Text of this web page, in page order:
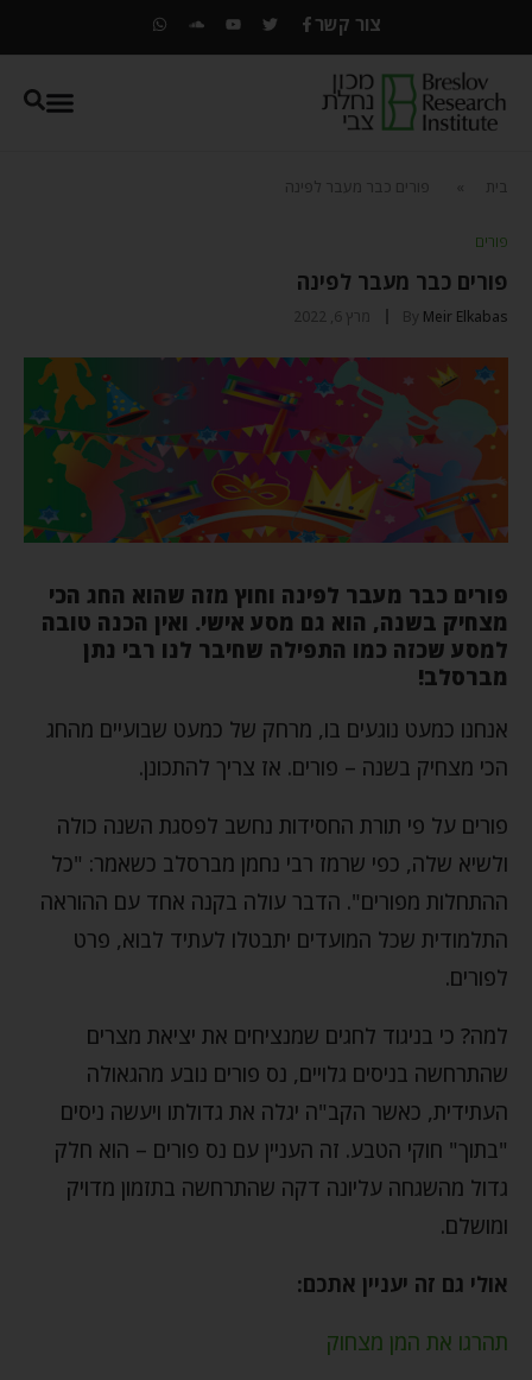
צור קשר
בית פורים כבר מעבר לפינה
פורים
פורים כבר מעבר לפינה
By Meir Elkabas מרץ 6, 2022
פורים כבר מעבר לפינה וחוץ מזה שהוא החג הכי
מצחיק בשנה, הוא גם מסע אישי. ואין הכנה טובה
למסע שכזה כמו התפילה שחיבר לנו רבי נתן
מברסלב!
אנחנו כמעט נוגעים בו, מרחק של כמעט שבועיים מהחג
הכי מצחיק בשנה – פורים. אז צריך להתכונן.
פורים על פי תורת החסידות נחשב לפסגת השנה כולה
ולשיא שלה, כפי שרמז רבי נחמן מברסלב כשאמר: "כל
ההתחלות מפורים". הדבר עולה בקנה אחד עם ההוראה
התלמודית שכל המועדים יתבטלו לעתיד לבוא, פרט
לפורים.
למה? כי בניגוד לחגים שמנציחים את יציאת מצרים
שהתרחשה בניסים גלויים, נס פורים נובע מהגאולה
העתידית, כאשר הקב"ה יגלה את גדולתו ויעשה ניסים
"בתוך" חוקי הטבע. זה העניין עם נס פורים – הוא חלק
גדול מהשגחה עליונה דקה שהתרחשה בתזמון מדויק
ומושלם.
אולי גם זה יעניין אתכם:
תהרגו את המן מצחוק